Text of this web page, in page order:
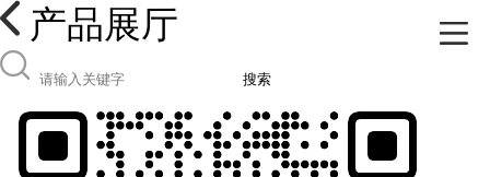
产品展厅
搜索